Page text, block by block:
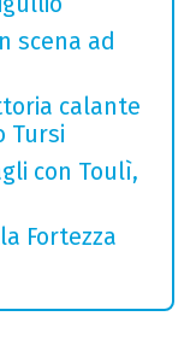
scena ad
calante
Tursi
con Toulì,
Fortezza